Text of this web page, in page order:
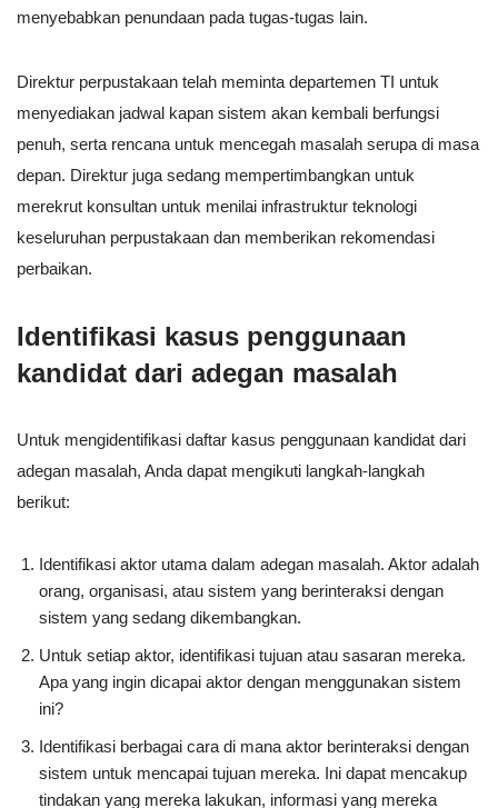
menyebabkan penundaan pada tugas-tugas lain.
Direktur perpustakaan telah meminta departemen TI untuk
menyediakan jadwal kapan sistem akan kembali berfungsi
penuh, serta rencana untuk mencegah masalah serupa di masa
depan. Direktur juga sedang mempertimbangkan untuk
merekrut konsultan untuk menilai infrastruktur teknologi
keseluruhan perpustakaan dan memberikan rekomendasi
perbaikan.
Identifikasi kasus penggunaan
kandidat dari adegan masalah
Untuk mengidentifikasi daftar kasus penggunaan kandidat dari
adegan masalah, Anda dapat mengikuti langkah-langkah
berikut:
Identifikasi aktor utama dalam adegan masalah. Aktor adalah
orang, organisasi, atau sistem yang berinteraksi dengan
sistem yang sedang dikembangkan.
Untuk setiap aktor, identifikasi tujuan atau sasaran mereka.
Apa yang ingin dicapai aktor dengan menggunakan sistem
ini?
Identifikasi berbagai cara di mana aktor berinteraksi dengan
sistem untuk mencapai tujuan mereka. Ini dapat mencakup
tindakan yang mereka lakukan, informasi yang mereka